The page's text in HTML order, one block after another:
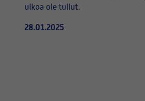
ulkoa ole tullut.
28.01.2025